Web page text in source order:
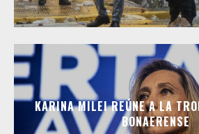
KARINA MILEI REÚNE A LA
BONAERENSE